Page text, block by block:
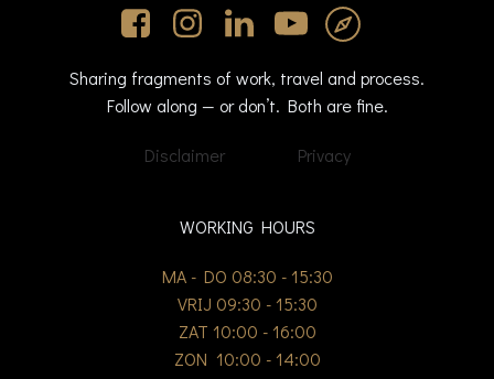
Sharing fragments of work, travel and process.
Follow along — or don’t. Both are fine.
Disclaimer Privacy
WORKING HOURS
MA - DO 08:30 - 15:30
VRIJ 09:30 - 15:30
ZAT 10:00 - 16:00
ZON 10:00 - 14:00